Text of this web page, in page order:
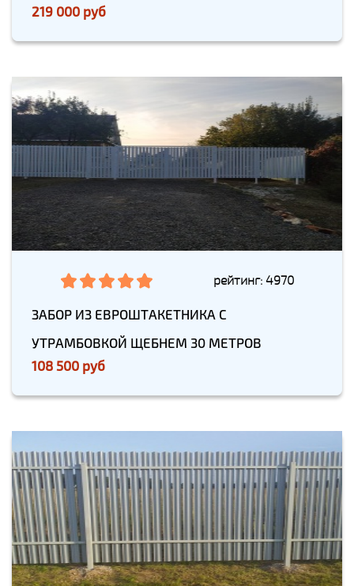
219 000 руб
рейтинг: 4970
ЗАБОР ИЗ ЕВРОШТАКЕТНИКА С
УТРАМБОВКОЙ ЩЕБНЕМ 30 МЕТРОВ
108 500 руб